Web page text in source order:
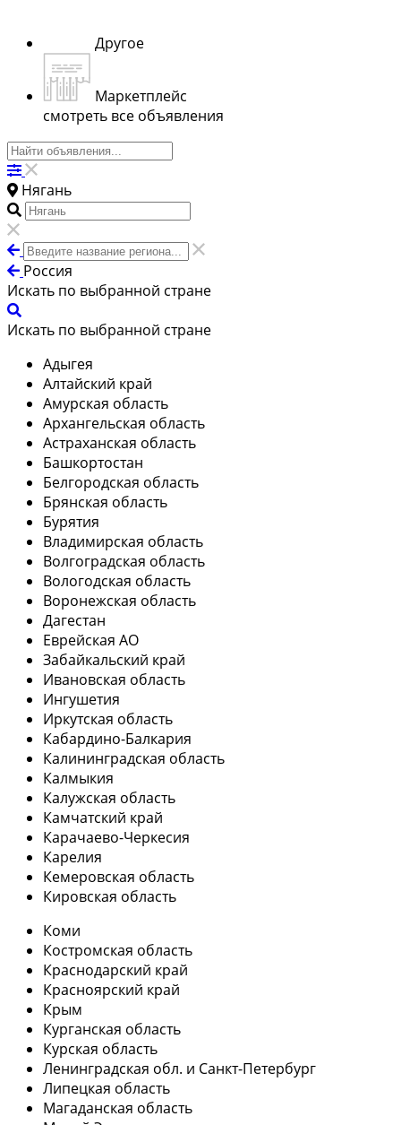
Другое
Маркетплейс
смотреть все объявления
Нягань
Россия
Искать по выбранной стране
Искать по выбранной стране
Адыгея
Алтайский край
Амурская область
Архангельская область
Астраханская область
Башкортостан
Белгородская область
Брянская область
Бурятия
Владимирская область
Волгоградская область
Вологодская область
Воронежская область
Дагестан
Еврейская АО
Забайкальский край
Ивановская область
Ингушетия
Иркутская область
Кабардино-Балкария
Калининградская область
Калмыкия
Калужская область
Камчатский край
Карачаево-Черкесия
Карелия
Кемеровская область
Кировская область
Коми
Костромская область
Краснодарский край
Красноярский край
Крым
Курганская область
Курская область
Ленинградская обл. и Санкт-Петербург
Липецкая область
Магаданская область